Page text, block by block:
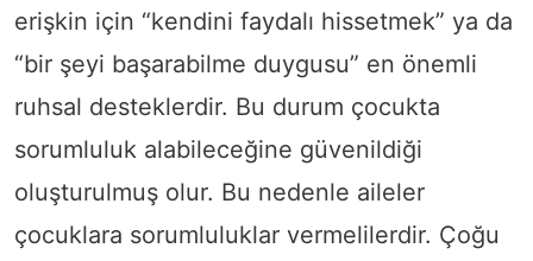
erişkin için “kendini faydalı hissetmek” ya da
“bir şeyi başarabilme duygusu” en önemli
ruhsal desteklerdir. Bu durum çocukta
sorumluluk alabileceğine güvenildiği
oluşturulmuş olur. Bu nedenle aileler
çocuklara sorumluluklar vermelilerdir. Çoğu